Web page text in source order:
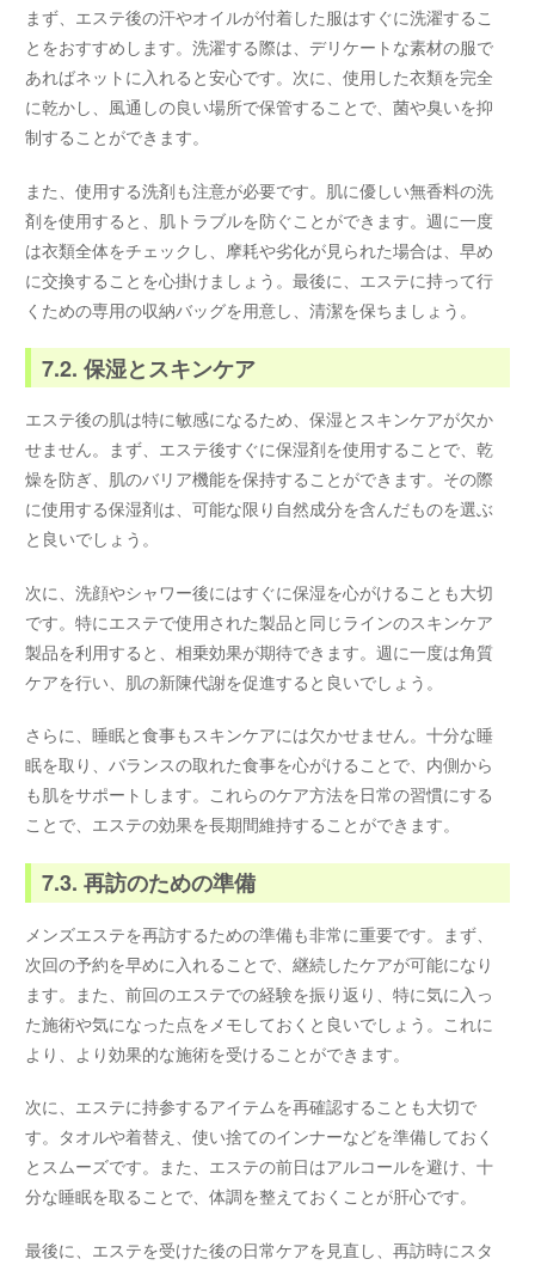
まず、エステ後の汗やオイルが付着した服はすぐに洗濯するこ
とをおすすめします。洗濯する際は、デリケートな素材の服で
あればネットに入れると安心です。次に、使用した衣類を完全
に乾かし、風通しの良い場所で保管することで、菌や臭いを抑
制することができます。
また、使用する洗剤も注意が必要です。肌に優しい無香料の洗
剤を使用すると、肌トラブルを防ぐことができます。週に一度
は衣類全体をチェックし、摩耗や劣化が見られた場合は、早め
に交換することを心掛けましょう。最後に、エステに持って行
くための専用の収納バッグを用意し、清潔を保ちましょう。
7.2. 保湿とスキンケア
エステ後の肌は特に敏感になるため、保湿とスキンケアが欠か
せません。まず、エステ後すぐに保湿剤を使用することで、乾
燥を防ぎ、肌のバリア機能を保持することができます。その際
に使用する保湿剤は、可能な限り自然成分を含んだものを選ぶ
と良いでしょう。
次に、洗顔やシャワー後にはすぐに保湿を心がけることも大切
です。特にエステで使用された製品と同じラインのスキンケア
製品を利用すると、相乗効果が期待できます。週に一度は角質
ケアを行い、肌の新陳代謝を促進すると良いでしょう。
さらに、睡眠と食事もスキンケアには欠かせません。十分な睡
眠を取り、バランスの取れた食事を心がけることで、内側から
も肌をサポートします。これらのケア方法を日常の習慣にする
ことで、エステの効果を長期間維持することができます。
7.3. 再訪のための準備
メンズエステを再訪するための準備も非常に重要です。まず、
次回の予約を早めに入れることで、継続したケアが可能になり
ます。また、前回のエステでの経験を振り返り、特に気に入っ
た施術や気になった点をメモしておくと良いでしょう。これに
より、より効果的な施術を受けることができます。
次に、エステに持参するアイテムを再確認することも大切で
す。タオルや着替え、使い捨てのインナーなどを準備しておく
とスムーズです。また、エステの前日はアルコールを避け、十
分な睡眠を取ることで、体調を整えておくことが肝心です。
最後に、エステを受けた後の日常ケアを見直し、再訪時にスタ